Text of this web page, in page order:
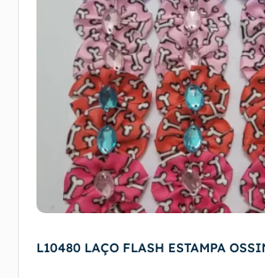
L10480 LAÇO FLASH ESTAMPA